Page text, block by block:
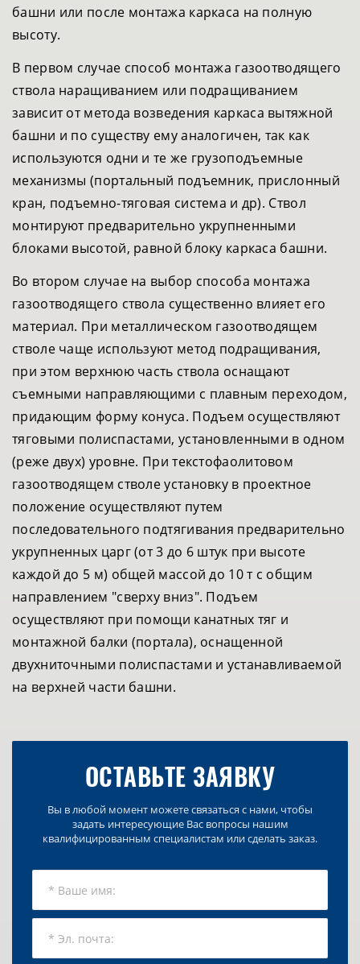
башни или после монтажа каркаса на полную
высоту.
В первом случае способ монтажа газоотводящего
ствола наращиванием или подращиванием
зависит от метода возведения каркаса вытяжной
башни и по существу ему аналогичен, так как
используются одни и те же грузоподъемные
механизмы (портальный подъемник, прислонный
кран, подъемно-тяговая система и др). Ствол
монтируют предварительно укрупненными
блоками высотой, равной блоку каркаса башни.
Во втором случае на выбор способа монтажа
газоотводящего ствола существенно влияет его
материал. При металлическом газоотводящем
стволе чаще используют метод подращивания,
при этом верхнюю часть ствола оснащают
съемными направляющими с плавным переходом,
придающим форму конуса. Подъем осуществляют
тяговыми полиспастами, установленными в одном
(реже двух) уровне. При текстофаолитовом
газоотводящем стволе установку в проектное
положение осуществляют путем
последовательного подтягивания предварительно
укрупненных царг (от 3 до 6 штук при высоте
каждой до 5 м) общей массой до 10 т с общим
направлением "сверху вниз". Подъем
осуществляют при помощи канатных тяг и
монтажной балки (портала), оснащенной
двухниточными полиспастами и устанавливаемой
на верхней части башни.
ОСТАВЬТЕ ЗАЯВКУ
Вы в любой момент можете связаться с нами, чтобы
задать интересующие Вас вопросы нашим
квалифицированным специалистам или сделать заказ.